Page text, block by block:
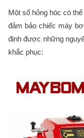
Một số hỏng hóc có
đảm bảo chiếc máy
định được những
khắc phục: